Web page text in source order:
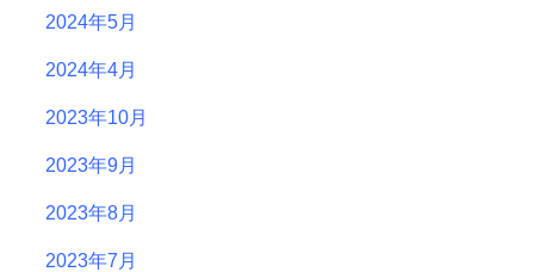
2024年5月
2024年4月
2023年10月
2023年9月
2023年8月
2023年7月